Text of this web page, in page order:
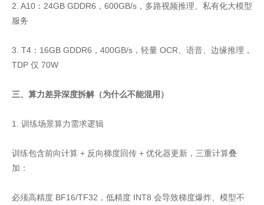
2. A10：24GB GDDR6，600GB/s，多路视频推理、私有化大模型
服务
3. T4：16GB GDDR6，400GB/s，轻量 OCR、语音、边缘推理，
TDP 仅 70W
三、算力差异深度拆解（为什么不能混用）
1. 训练场景算力需求逻辑
训练包含前向计算 + 反向梯度回传 + 优化器更新，三重计算叠
加：
必须高精度 BF16/TF32，低精度 INT8 会导致梯度爆炸、模型不